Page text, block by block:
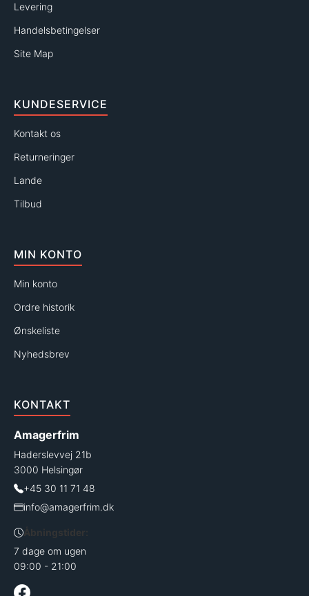
Levering
Handelsbetingelser
Site Map
KUNDESERVICE
Kontakt os
Returneringer
Lande
Tilbud
MIN KONTO
Min konto
Ordre historik
Ønskeliste
Nyhedsbrev
KONTAKT
Amagerfrim
Haderslevvej 21b
3000 Helsingør
+45 30 11 71 48
info@amagerfrim.dk
Åbningstider:
7 dage om ugen
09:00 - 21:00